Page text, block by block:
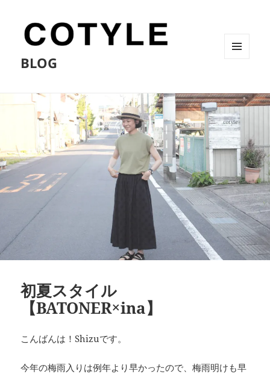
BLOG
ット
初夏スタイル
【BATONER×ina】
こんばんは！Shizuです。
今年の梅雨入りは例年より早かったので、梅雨明けも早